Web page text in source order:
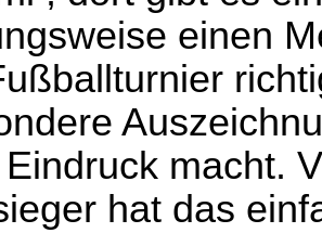
einen
macht.
hat das